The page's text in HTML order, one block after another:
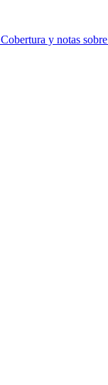
Cobertura y notas